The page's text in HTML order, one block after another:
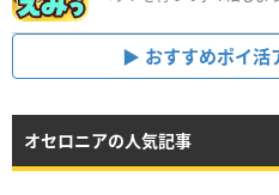
おすすめポイ活
オセロニアの人気記事